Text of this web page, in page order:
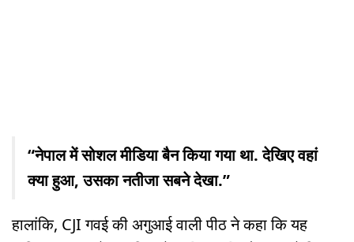
“नेपाल में सोशल मीडिया बैन किया गया था. देखिए वहां
क्या हुआ, उसका नतीजा सबने देखा.”
हालांकि, CJI गवई की अगुआई वाली पीठ ने कहा कि यह